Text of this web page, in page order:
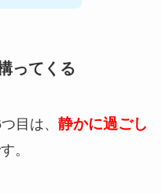
ってくる
目は、 静かに過ごし
。